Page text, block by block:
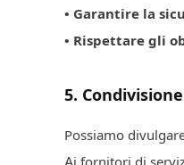
• Garantire la
• Rispettare gli
5.
Possiamo